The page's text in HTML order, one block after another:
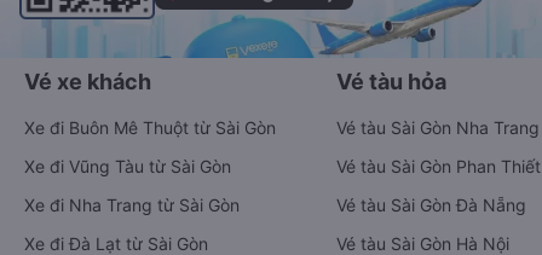
Vé xe khách
Xe đi Buôn Mê Thuột từ Sài Gòn
Xe đi Vũng Tàu từ Sài Gòn
Xe đi Nha Trang từ Sài Gòn
Xe đi Đà Lạt từ Sài Gòn
Vé tàu hỏa
Vé tàu Sài Gòn Nha Trang
Vé tàu Sài Gòn Phan Thiết
Vé tàu Sài Gòn Đà Nẵng
Vé tàu Sài Gòn Hà Nội